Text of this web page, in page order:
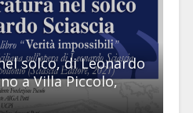
solco, di Leonardo
a Villa Piccolo,